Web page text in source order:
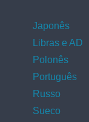
Japonês
Libras e AD
Polonês
Português
Russo
Sueco